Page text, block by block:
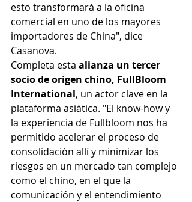
esto transformará a la oficina
comercial en uno de los mayores
importadores de China", dice
Casanova.
Completa esta alianza un tercer
socio de origen chino, FullBloom
International, un actor clave en la
plataforma asiática. "El know-how y
la experiencia de Fullbloom nos ha
permitido acelerar el proceso de
consolidación allí y minimizar los
riesgos en un mercado tan complejo
como el chino, en el que la
comunicación y el entendimiento